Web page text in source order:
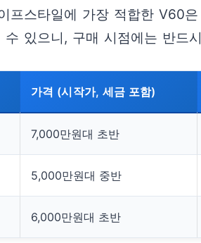
스타일에 가장 적합한 V60
있으니, 구매 시점에는 반드
가격 (시작가, 세금 포함)
7,000만원대 초반
5,000만원대 중반
6,000만원대 초반